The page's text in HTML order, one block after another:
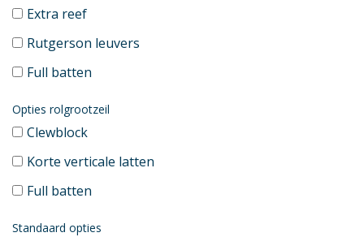
Extra reef
Rutgerson leuvers
Full batten
Opties rolgrootzeil
Clewblock
Korte verticale latten
Full batten
Standaard opties